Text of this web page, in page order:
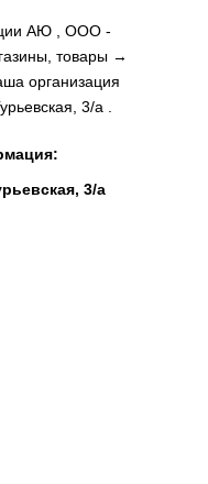
АЮ , ООО -
товары →
организация
3/а .
3/а